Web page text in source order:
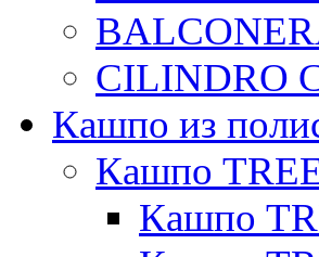
CILINDRO
Кашпо из
Кашпо
Кашпо